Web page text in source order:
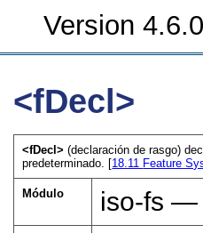
Version
<fDecl>
<fDecl>(declaración de rasgo)
predeterminado. [18.11 Feature
Módulo iso-fs —